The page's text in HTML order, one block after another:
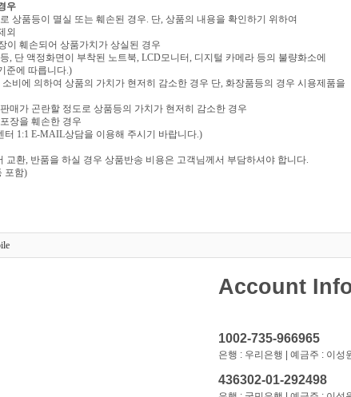
우
상품등이 멸실 또는 훼손된 경우. 단, 상품의 내용을 확인하기 위하여
외
이 훼손되어 상품가치가 상실된 경우
, 단 액정화면이 부착된 노트북, LCD모니터, 디지털 카메라 등의 불량화소에
준에 따릅니다.)
비에 의하여 상품의 가치가 현저히 감소한 경우 단, 화장품등의 경우 시용제품을
매가 곤란할 정도로 상품등의 가치가 현저히 감소한 경우
장을 훼손한 경우
터 1:1 E-MAIL상담을 이용해 주시기 바랍니다.)
환, 반품을 하실 경우 상품반송 비용은 고객님께서 부담하셔야 합니다.
포함)
Account
1002-735-966965
은행 : 우리은행 | 예금주 : 이성
436302-01-292498